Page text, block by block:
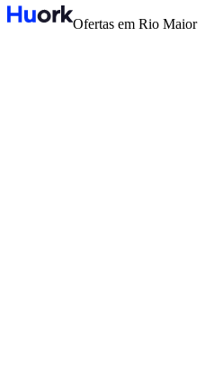
Ofertas em Rio Maior